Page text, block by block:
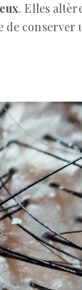
. Elles
de conserver